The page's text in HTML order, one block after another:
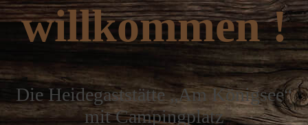
willkommen !
Die Heidegaststätte „Am Königsee“
mit Campingplatz